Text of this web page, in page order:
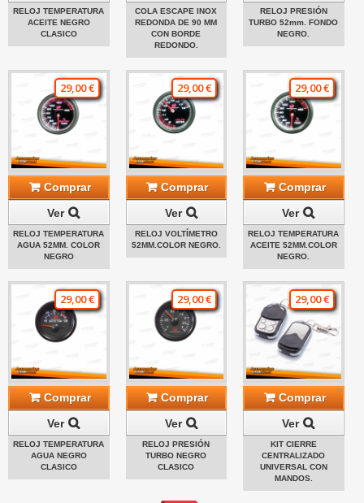
RELOJ TEMPERATURA
ACEITE NEGRO
CLASICO
COLA ESCAPE INOX
REDONDA DE 90 MM
CON BORDE
REDONDO.
RELOJ PRESIÓN
TURBO 52mm. FONDO
NEGRO.
29,00 €
Comprar
Ver
RELOJ TEMPERATURA
AGUA 52MM. COLOR
NEGRO
29,00 €
Comprar
Ver
RELOJ VOLTÍMETRO
52MM.COLOR NEGRO.
29,00 €
Comprar
Ver
RELOJ TEMPERATURA
ACEITE 52MM.COLOR
NEGRO.
29,00 €
Comprar
Ver
RELOJ TEMPERATURA
AGUA NEGRO
CLASICO
29,00 €
Comprar
Ver
RELOJ PRESIÓN
TURBO NEGRO
CLASICO
29,00 €
Comprar
Ver
KIT CIERRE
CENTRALIZADO
UNIVERSAL CON
MANDOS.